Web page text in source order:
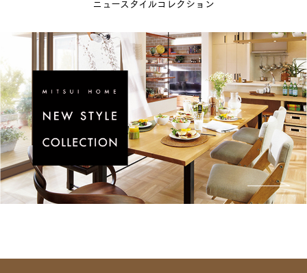
ニュースタイルコレクション